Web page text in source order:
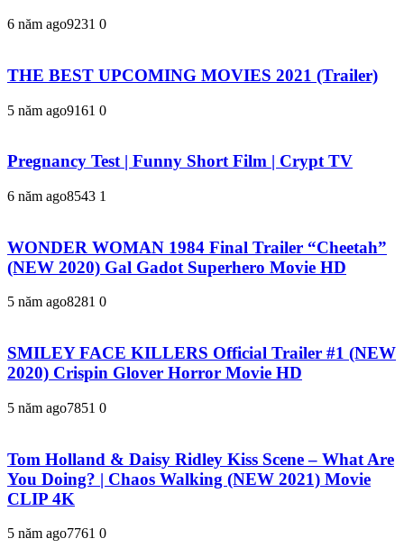
6 năm ago9231 0
THE BEST UPCOMING MOVIES 2021 (Trailer)
5 năm ago9161 0
Pregnancy Test | Funny Short Film | Crypt TV
6 năm ago8543 1
WONDER WOMAN 1984 Final Trailer “Cheetah”
(NEW 2020) Gal Gadot Superhero Movie HD
5 năm ago8281 0
SMILEY FACE KILLERS Official Trailer #1 (NEW
2020) Crispin Glover Horror Movie HD
5 năm ago7851 0
Tom Holland & Daisy Ridley Kiss Scene – What Are
You Doing? | Chaos Walking (NEW 2021) Movie
CLIP 4K
5 năm ago7761 0